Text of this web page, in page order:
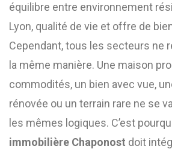
équilibre entre environnement
Lyon, qualité de vie et offre de
Cependant, tous les secteurs ne
la même manière. Une maison
commodités, un bien avec vue,
rénovée ou un terrain rare ne se
les mêmes logiques. C’est
immobilière Chaponost doit